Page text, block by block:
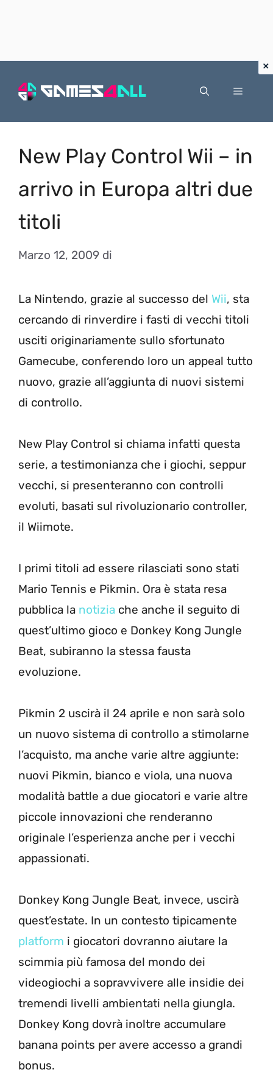
Menu
New Play Control Wii – in
arrivo in Europa altri due
titoli
Marzo 12, 2009 di
La Nintendo, grazie al successo del Wii, sta
cercando di rinverdire i fasti di vecchi titoli
usciti originariamente sullo sfortunato
Gamecube, conferendo loro un appeal tutto
nuovo, grazie all’aggiunta di nuovi sistemi
di controllo.
New Play Control si chiama infatti questa
serie, a testimonianza che i giochi, seppur
vecchi, si presenteranno con controlli
evoluti, basati sul rivoluzionario controller,
il Wiimote.
I primi titoli ad essere rilasciati sono stati
Mario Tennis e Pikmin. Ora è stata resa
pubblica la notizia che anche il seguito di
quest’ultimo gioco e Donkey Kong Jungle
Beat, subiranno la stessa fausta
evoluzione.
Pikmin 2 uscirà il 24 aprile e non sarà solo
un nuovo sistema di controllo a stimolarne
l’acquisto, ma anche varie altre aggiunte:
nuovi Pikmin, bianco e viola, una nuova
modalità battle a due giocatori e varie altre
piccole innovazioni che renderanno
originale l’esperienza anche per i vecchi
appassionati.
Donkey Kong Jungle Beat, invece, uscirà
quest’estate. In un contesto tipicamente
platform i giocatori dovranno aiutare la
scimmia più famosa del mondo dei
videogiochi a sopravvivere alle insidie dei
tremendi livelli ambientati nella giungla.
Donkey Kong dovrà inoltre accumulare
banana points per avere accesso a grandi
bonus.